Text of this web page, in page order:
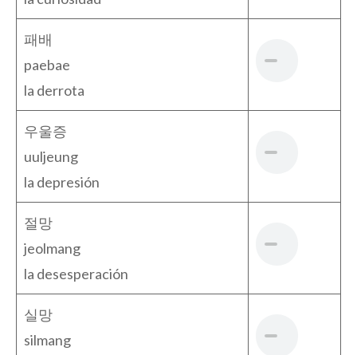
패배
paebae
la derrota
우울증
uuljeung
la depresión
절망
jeolmang
la desesperación
실망
silmang